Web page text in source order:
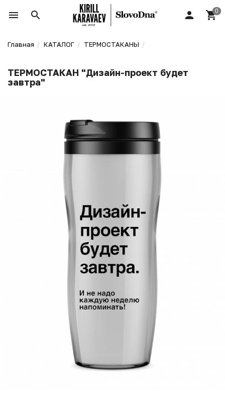
Главная КАТАЛОГ ТЕРМОСТАКАНЫ
ТЕРМОСТАКАН "Дизайн-проект будет
завтра"